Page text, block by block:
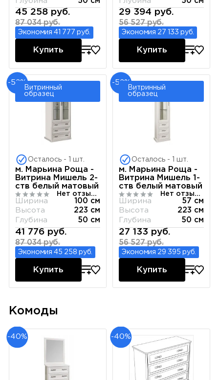
45 258 руб.
87 034 руб.
Экономия 41 777 руб.
Купить
29 394 руб.
56 527 руб.
Экономия 27 133 руб.
Купить
-52%
Витринный
образец
Осталось - 1 шт.
м. Марьина Роща -
Витрина Мишель 2-
ств белый матовый
Нет отзывов
Ширина
100 см
Высота
223 см
Глубина
50 см
41 776 руб.
87 034 руб.
Экономия 45 258 руб.
Купить
-52%
Витринный
образец
Осталось - 1 шт.
м. Марьина Роща -
Витрина Мишель 1-
ств белый матовый
Нет отзывов
Ширина
57 см
Высота
223 см
Глубина
50 см
27 133 руб.
56 527 руб.
Экономия 29 395 руб.
Купить
Комоды
-40% -40%